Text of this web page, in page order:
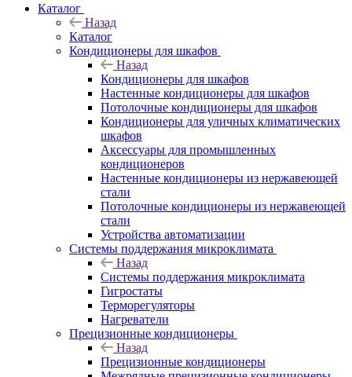
Каталог
Назад
Каталог
Кондиционеры для шкафов
Назад
Кондиционеры для шкафов
Настенные кондиционеры для шкафов
Потолочные кондиционеры для шкафов
Кондиционеры для уличных климатических
шкафов
Аксессуары для промышленных
кондиционеров
Настенные кондиционеры из нержавеющей
стали
Потолочные кондиционеры из нержавеющей
стали
Устройства автоматизации
Системы поддержания микроклимата
Назад
Системы поддержания микроклимата
Гигростаты
Терморегуляторы
Нагреватели
Прецизионные кондиционеры
Назад
Прецизионные кондиционеры